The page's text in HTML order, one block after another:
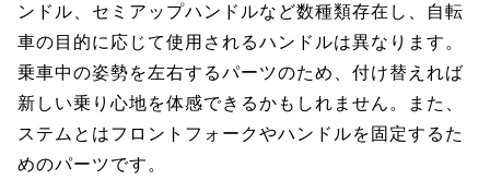
ンドル、セミアップハンドルなど数種類存在し、自転
車の目的に応じて使用されるハンドルは異なります。
乗車中の姿勢を左右するパーツのため、付け替えれば
新しい乗り心地を体感できるかもしれません。また、
ステムとはフロントフォークやハンドルを固定するた
めのパーツです。